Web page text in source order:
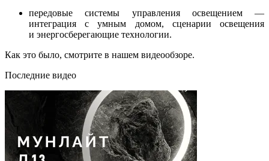
передовые системы управления освещением —
интеграция с умным домом, сценарии освещения
и энергосберегающие технологии.
Как это было, смотрите в нашем видеообзоре.
Последние видео